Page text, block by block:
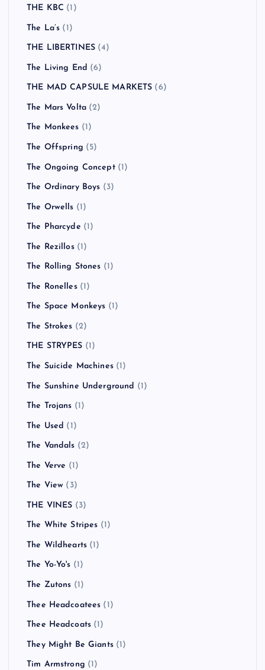
THE KBC (1)
The La’s (1)
THE LIBERTINES (4)
The Living End (6)
THE MAD CAPSULE MARKETS (6)
The Mars Volta (2)
The Monkees (1)
The Offspring (5)
The Ongoing Concept(1)
The Ordinary Boys (3)
The Orwells (1)
The Pharcyde (1)
The Rezillos(1)
The Rolling Stones (1)
The Ronelles(1)
The Space Monkeys (1)
The Strokes (2)
THE STRYPES (1)
The Suicide Machines(1)
The Sunshine Underground (1)
The Trojans (1)
The Used (1)
The Vandals (2)
The Verve (1)
The View (3)
THE VINES (3)
The White Stripes (1)
The Wildhearts (1)
The Yo-Yo's (1)
The Zutons (1)
Thee Headcoatees (1)
Thee Headcoats (1)
They Might Be Giants(1)
Tim Armstrong (1)